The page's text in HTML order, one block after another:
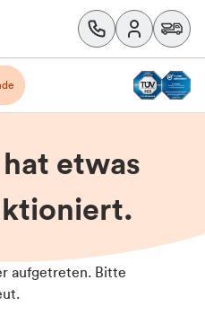
etwas
aufgetreten. Bitte